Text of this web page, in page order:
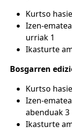
Kurtso
Izen-
urriak 1
Ikasturte
Bosgarren
Kurtso
Izen-
abenduak 3
Ikasturte